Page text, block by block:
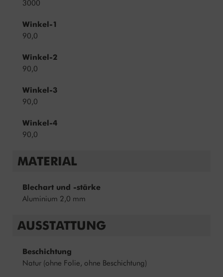
3000
Winkel-1
90,0
Winkel-2
90,0
Winkel-3
90,0
Winkel-4
90,0
MATERIAL
Blechart und -stärke
Aluminium 2,0 mm
AUSSTATTUNG
Beschichtung
Natur (ohne Folie, ohne Beschichtung)